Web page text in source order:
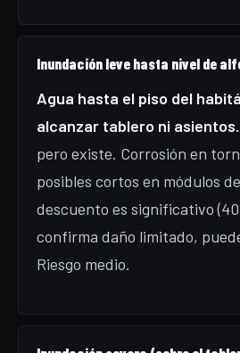
Inundación leve hasta nivel de
Agua hasta el piso del
alcanzar tablero ni asientos.
pero existe. Corrosión en
posibles cortos en módulos
descuento es significativo
confirma daño limitado,
Riesgo medio.